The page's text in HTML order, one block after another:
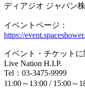
ディアジオ ジャパン
イベントページ：
https://
イベント・チケット
Live Nation H.I.P.
Tel：03-3475-9999
11:00～13:00 / 15:00～